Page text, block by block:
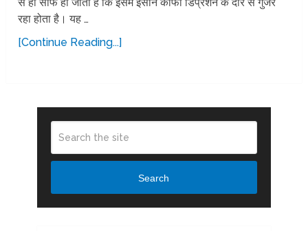
रहा होता है। यह …
[Continue Reading...]
Search